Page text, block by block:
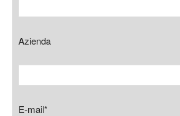
Azienda
E-mail*